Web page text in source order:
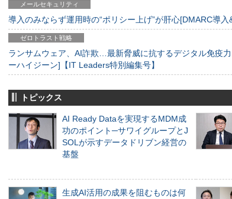
メールセキュリティ
導入のみならず運用時の“ポリシー上げ”が肝心[DMARC導
ゼロトラスト戦略
ランサムウェア、AI詐欺…最新脅威に抗するデジタル免疫
ーハイジーン]【IT Leaders特別編集号】
トピックス
AI Ready Dataを実現するMDM成
功のポイント─サワイグループとJ
SOLが示すデータドリブン経営の
基盤
生成AI活用の成果を阻むものは何